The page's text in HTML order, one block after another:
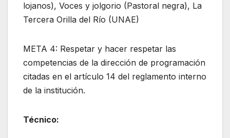
lojanos), Voces y jolgorio (Pastoral negra), La
Tercera Orilla del Río (UNAE)
META 4: Respetar y hacer respetar las
competencias de la dirección de programación
citadas en el artículo 14 del reglamento interno
de la institución.
Técnico: